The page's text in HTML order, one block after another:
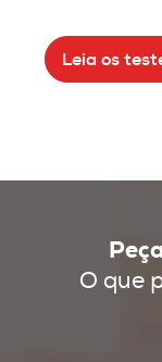
Leia os
O que